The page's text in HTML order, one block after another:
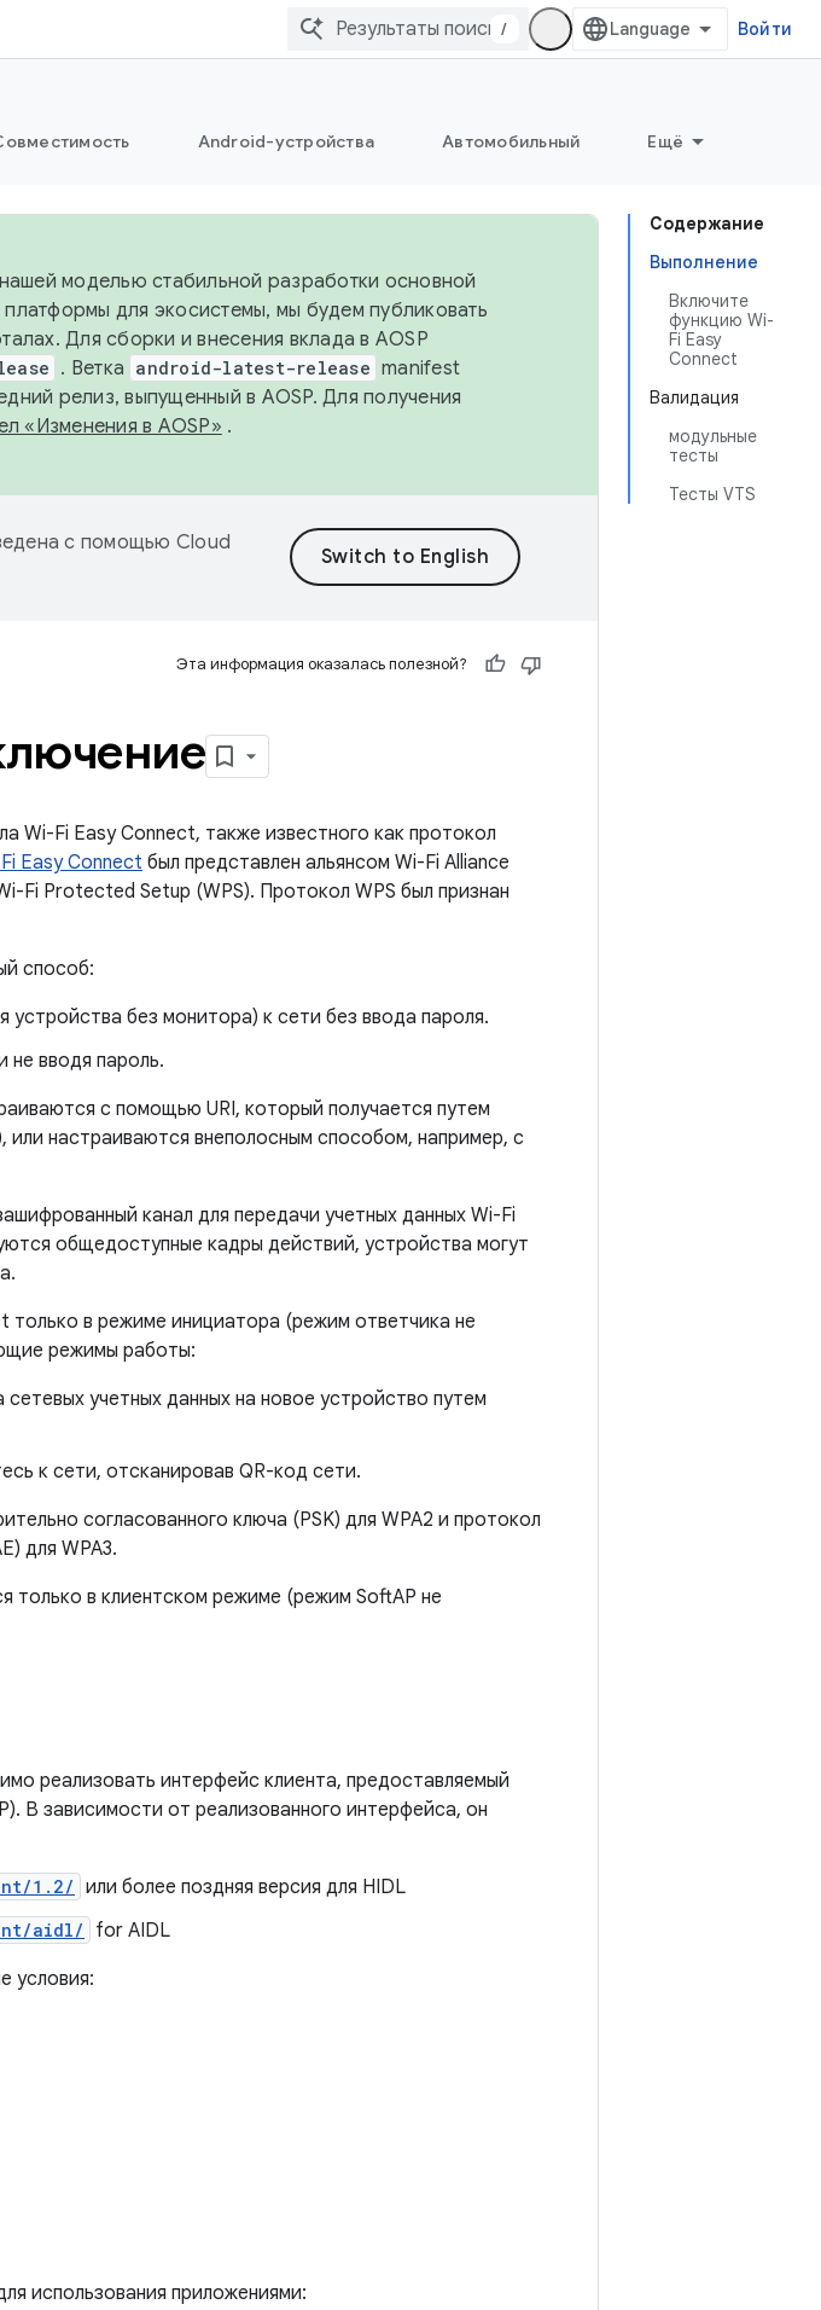
/ Войти
Android-устройства Автомобильный Ещё
Содержание
Выполнение
Включите
функцию Wi-
Fi Easy
Connect
Валидация
модульные
тесты
Тесты VTS
моделью стабильной разработки основной
для экосистемы, мы будем публиковать
Для сборки и внесения вклада в AOSP
. Ветка android-latest-release manifest
релиз, выпущенный в AOSP. Для получения
«Изменения в AOSP» .
с помощью Cloud
Эта информация оказалась полезной?
Wi-Fi Easy Connect, также известного как протокол
Easy Connect был представлен альянсом Wi-Fi Alliance
Fi Protected Setup (WPS). Протокол WPS был признан
способ:
без монитора) к сети без ввода пароля.
не вводя пароль.
с помощью URI, который получается путем
настраиваются внеполосным способом, например, с
канал для передачи учетных данных Wi-Fi
общедоступные кадры действий, устройства могут
в режиме инициатора (режим ответчика не
режимы работы:
сетевых учетных данных на новое устройство путем
к сети, отсканировав QR-код сети.
согласованного ключа (PSK) для WPA2 и протокол
для WPA3.
только в клиентском режиме (режим SoftAP не
реализовать интерфейс клиента, предоставляемый
В зависимости от реализованного интерфейса, он
1.2/ или более поздняя версия для HIDL
aidl/
for AIDL
условия:
использования приложениями: